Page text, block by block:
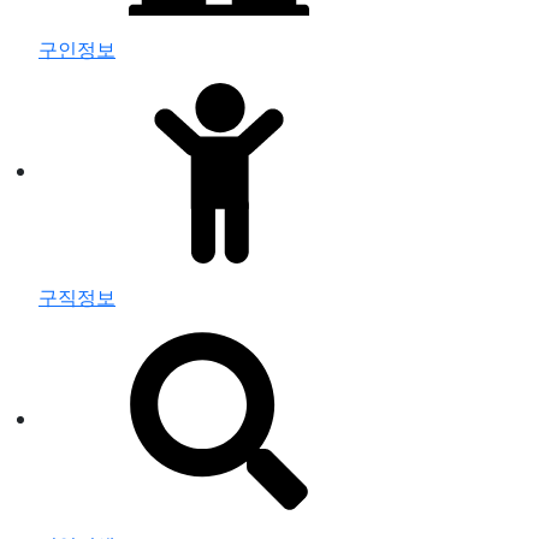
구인정보
구직정보